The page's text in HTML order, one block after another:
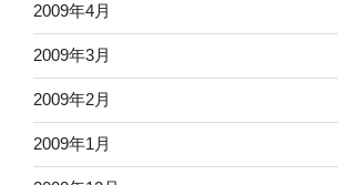
2009年4月
2009年3月
2009年2月
2009年1月